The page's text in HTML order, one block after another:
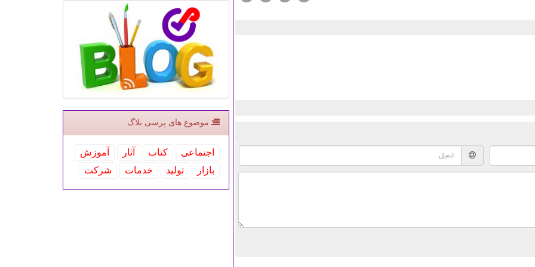
موضوع های پرسی بلاگ
اجتماعی كتاب آثار
آموزش
بازار
تولید خدمات شركت